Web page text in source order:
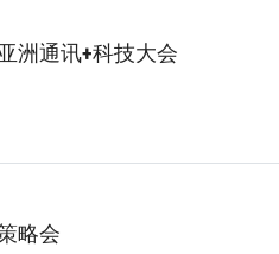
洲通讯+科技大会
略会